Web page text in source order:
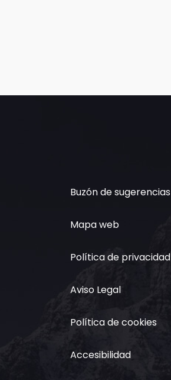
Buzón de sugerencias
Mapa web
Política de privacidad
Aviso Legal
Política de cookies
Accesibilidad